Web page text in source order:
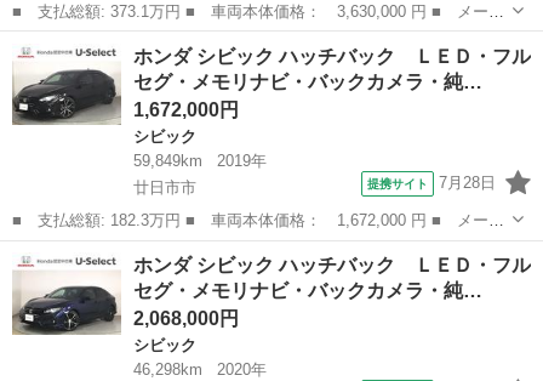
■ 支払総額: 373.1万円 ■ 車両本体価格： 3,630,000 円 ■ メーカ
ー名： ホンダ ■ 車種名： シビック ■ グレード名： ＲＳ フ
ルセグ メモリーナビ ミュージックプレイヤー接続可 バックカメ
ラ 衝突...
広島 シビック
ホンダ シビック ハッチバック ＬＥＤ・フル
セグ・メモリナビ・バックカメラ・純…
1,672,000円
シビック
59,849km
2019年
廿日市市
提携サイト 7月28日
■ 支払総額: 182.3万円 ■ 車両本体価格： 1,672,000 円 ■ メーカ
ー名： ホンダ ■ 車種名： シビック ■ グレード名： ハッチバ
ック ＬＥＤ・フルセグ・メモリナビ・バックカメラ・純正ＡＷ・シ
ートヒー...
広島 廿日市市 シビック
ホンダ シビック ハッチバック ＬＥＤ・フル
セグ・メモリナビ・バックカメラ・純…
2,068,000円
シビック
46,298km
2020年